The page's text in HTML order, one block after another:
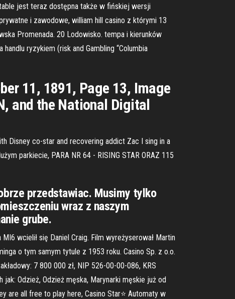
jest teraz dostępna także w fińskiej wersji
i zawodowe, william hill casino z którymi 13
Promenada. 20 Lodowisko. tempa i kierunków
ryzykiem (risk and Gambling “Columbia
11, 1891, Page 13, Image
and the National Digital
Disney co-star and recovering addict Zac I sing in a
parkiecie, PARA NR 64 - RISING STAR ORAZ 115
przedstawiac. Musimy tylko
wraz z naszym
grube.
wcielił się Daniel Craig. Film wyreżyserował Martin
o tym samym tytule z 1953 roku. Casino Sp. z o.o.
7 800 000 zł, NIP 526-00-00-086, KRS
Odzież, Odzież męska, Marynarki męskie już od
are all free to play here, Casino Star⭐ Automaty w